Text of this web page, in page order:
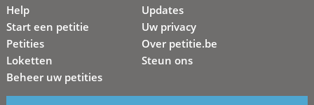
Help
Start een petitie
Petities
Loketten
Beheer uw petities
Updates
Uw privacy
Over petitie.be
Steun ons